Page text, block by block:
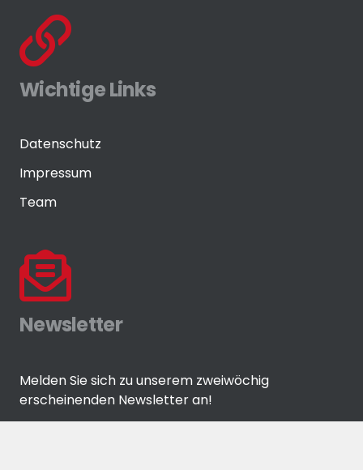
Wichtige Links
Datenschutz
Impressum
Team
Newsletter
Melden Sie sich zu unserem zweiwöchig
erscheinenden Newsletter an!